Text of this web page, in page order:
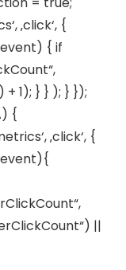
‚click‘, {
{ if
+ 1); } } ); } });
{
‚click‘, {
||